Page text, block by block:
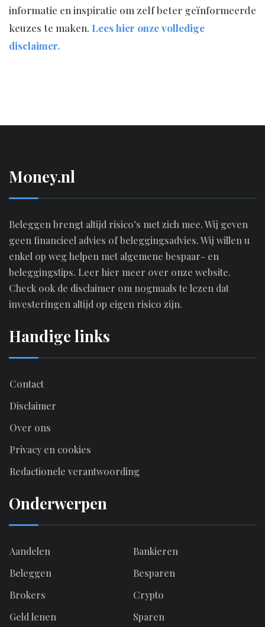
informatie en inspiratie om zelf beter geïnformeerde
keuzes te maken. Lees hier onze volledige
disclaimer.
M0ney.nl
Beleggen brengt altijd risico’s met zich mee. Wij geven
geen financieel advies of beleggingsadvies. Wij willen u
enkel op weg helpen met algemene bespaar- en
beleggingstips. Leer hier meer over onze website.
Check ook de disclaimer om nogmaals te lezen dat
investeringen altijd op eigen risico zijn.
Handige links
Contact
Disclaimer
Over ons
Privacy en cookies
Redactionele verantwoording
Onderwerpen
Aandelen
Bankieren
Beleggen
Besparen
Brokers
Crypto
Geld lenen
Sparen